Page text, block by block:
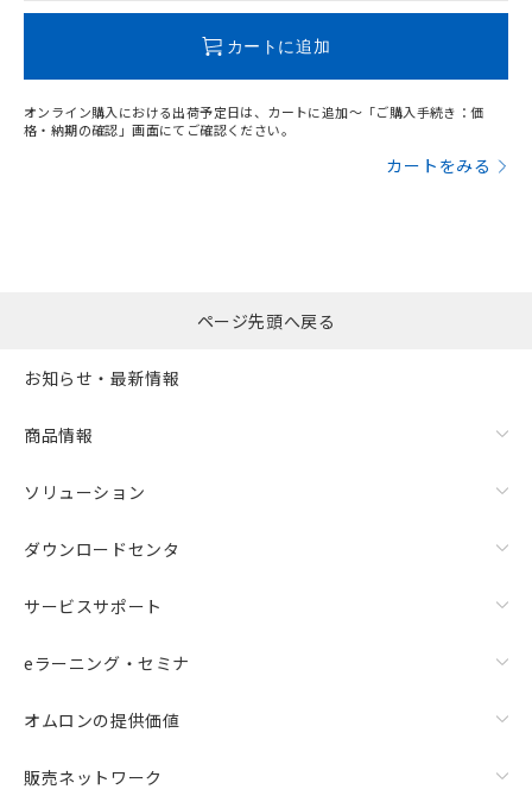
カートに追加
オンライン購入における出荷予定日は、カートに追加～「ご購入手続き：価
格・納期の確認」画面にてご確認ください。
カートをみる
ページ先頭へ戻る
お知らせ・最新情報
商品情報
ソリューション
ダウンロードセンタ
サービスサポート
eラーニング・セミナ
オムロンの提供価値
販売ネットワーク